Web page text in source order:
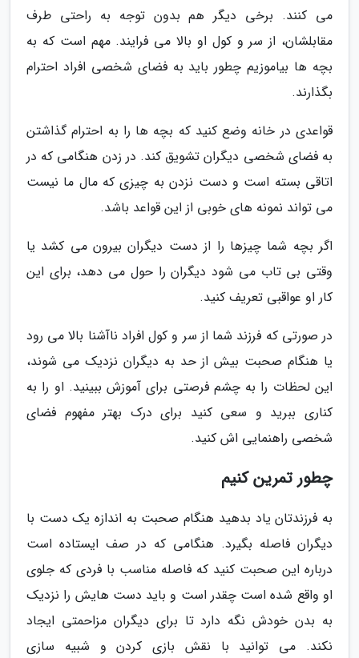
می کنند. برخی دیگر هم بدون توجه به راحتی طرف
مقابلشان، از سر و کول او بالا می فرایند. مهم است که به
بچه ها بیاموزیم چطور باید به فضای شخصی افراد احترام
بگذارند.
قواعدی در خانه وضع کنید که بچه ها را به احترام گذاشتن
به فضای شخصی دیگران تشویق کند. در زدن هنگامی که در
اتاقی بسته است و دست نزدن به چیزی که مال ما نیست
می تواند نمونه های خوبی از این قواعد باشد.
اگر بچه شما چیزها را از دست دیگران بیرون می کشد یا
وقتی بی تاب می شود دیگران را حول می دهد، برای این
کار او عواقبی تعریف کنید.
در صورتی که فرزند شما از سر و کول افراد ناآشنا بالا می رود
یا هنگام صحبت بیش از حد به دیگران نزدیک می شوند،
این لحظات را به چشم فرصتی برای آموزش ببینید. او را به
کناری ببرید و سعی کنید برای درک بهتر مفهوم فضای
شخصی راهنمایی اش کنید.
چطور تمرین کنیم
به فرزندتان یاد بدهید هنگام صحبت به اندازه یک دست با
دیگران فاصله بگیرد. هنگامی که در صف ایستاده است
درباره این صحبت کنید که فاصله مناسب با فردی که جلوی
او واقع شده است چقدر است و باید دست هایش را نزدیک
به بدن خودش نگه دارد تا برای دیگران مزاحمتی ایجاد
نکند. می توانید با نقش بازی کردن و شبیه سازی